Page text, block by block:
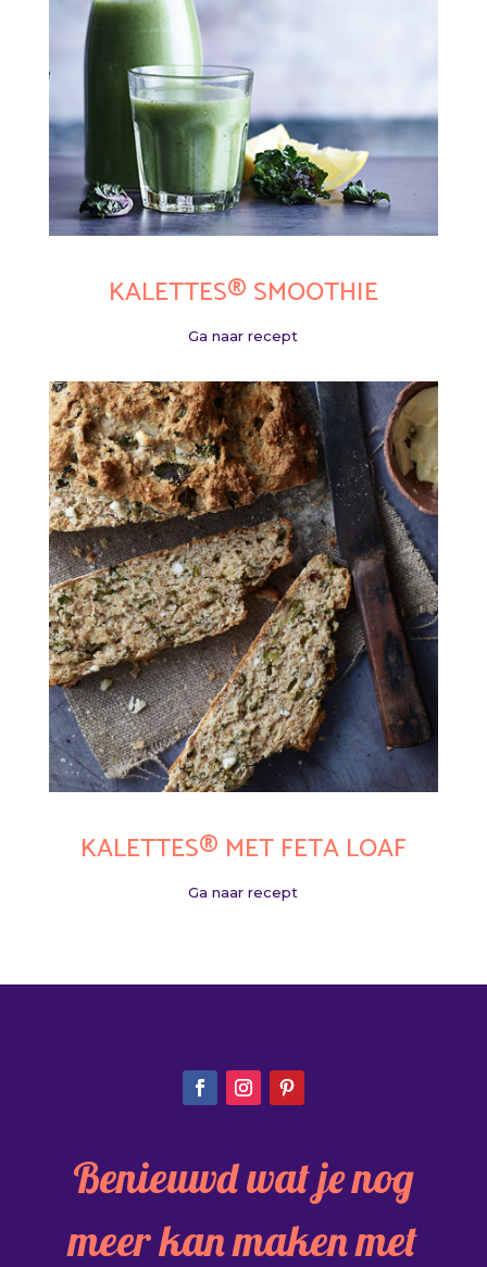
KALETTES® SMOOTHIE
Ga naar recept
KALETTES® MET FETA LOAF
Ga naar recept
Benieuwd wat je nog
meer kan maken met